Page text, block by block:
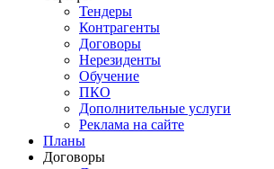
Тендеры
Контрагенты
Договоры
Нерезиденты
Обучение
ПКО
Дополнительные услуги
Реклама на сайте
Планы
Договоры